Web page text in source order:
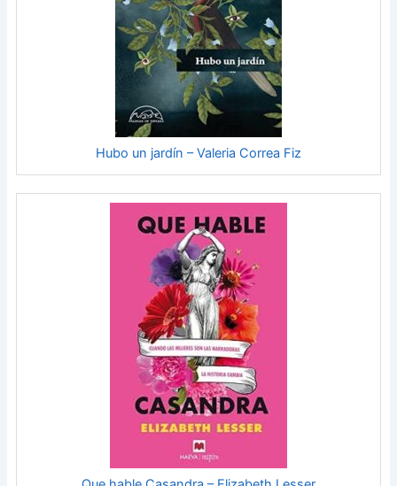
Hubo un jardín – Valeria Correa Fiz